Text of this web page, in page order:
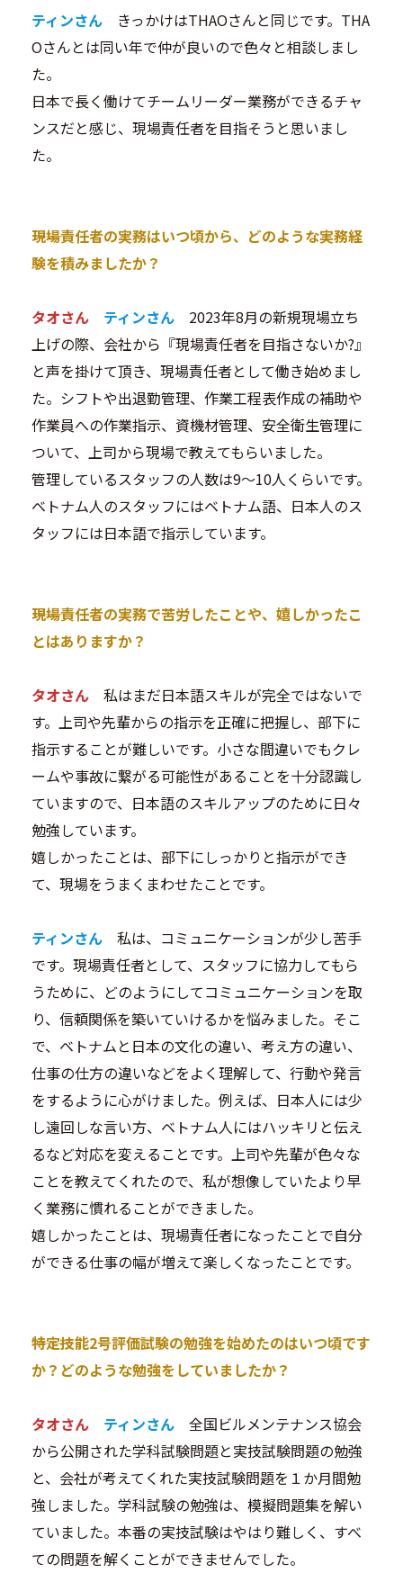
ティンさん きっかけはTHAOさんと同じです。THA
Oさんとは同い年で仲が良いので色々と相談しまし
た。
日本で長く働けてチームリーダー業務ができるチャ
ンスだと感じ、現場責任者を目指そうと思いまし
た。
―――現場責任者の実務はいつ頃から、どのような実務経
験を積みましたか？
タオさん ティンさん 2023年8月の新規現場立ち
上げの際、会社から『現場責任者を目指さないか?』
と声を掛けて頂き、現場責任者として働き始めまし
た。シフトや出退勤管理、作業工程表作成の補助や
作業員への作業指示、資機材管理、安全衛生管理に
ついて、上司から現場で教えてもらいました。
管理しているスタッフの人数は9～10人くらいです。
ベトナム人のスタッフにはベトナム語、日本人のス
タッフには日本語で指示しています。
―――現場責任者の実務で苦労したことや、嬉しかったこ
とはありますか？
タオさん 私はまだ日本語スキルが完全ではないで
す。上司や先輩からの指示を正確に把握し、部下に
指示することが難しいです。小さな間違いでもクレ
ームや事故に繋がる可能性があることを十分認識し
ていますので、日本語のスキルアップのために日々
勉強しています。
嬉しかったことは、部下にしっかりと指示ができ
て、現場をうまくまわせたことです。
ティンさん 私は、コミュニケーションが少し苦手
です。現場責任者として、スタッフに協力してもら
うために、どのようにしてコミュニケーションを取
り、信頼関係を築いていけるかを悩みました。そこ
で、ベトナムと日本の文化の違い、考え方の違い、
仕事の仕方の違いなどをよく理解して、行動や発言
をするように心がけました。例えば、日本人には少
し遠回しな言い方、ベトナム人にはハッキリと伝え
るなど対応を変えることです。上司や先輩が色々な
ことを教えてくれたので、私が想像していたより早
く業務に慣れることができました。
嬉しかったことは、現場責任者になったことで自分
ができる仕事の幅が増えて楽しくなったことです。
―――特定技能2号評価試験の勉強を始めたのはいつ頃です
か？どのような勉強をしていましたか？
タオさん ティンさん 全国ビルメンテナンス協会
から公開された学科試験問題と実技試験問題の勉強
と、会社が考えてくれた実技試験問題を１か月間勉
強しました。学科試験の勉強は、模擬問題集を解い
ていました。本番の実技試験はやはり難しく、すべ
ての問題を解くことができませんでした。